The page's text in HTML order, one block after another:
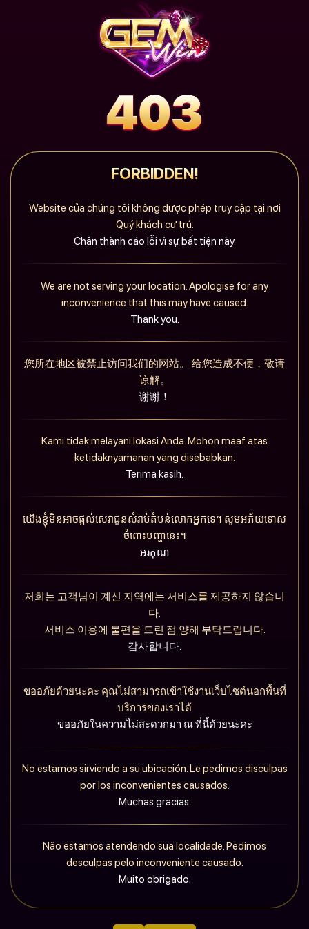
FORBIDDEN!
Website của chúng tôi không được phép truy cập tại nơi
Quý khách cư trú.
Chân thành cáo lỗi vì sự bất tiện này.
We are not serving your location. Apologise for any
inconvenience that this may have caused.
Thank you.
您所在地区被禁止访问我们的网站。 给您造成不便，敬请
谅解。
谢谢！
Kami tidak melayani lokasi Anda. Mohon maaf atas
ketidaknyamanan yang disebabkan.
Terima kasih.
យើងខ្ញុំមិនអាចផ្តល់សេវាជូនសំរាប់តំបន់លោកអ្នកទេ។ សូមអភ័យទោស
ចំពោះបញ្ហានេះ។
អរគុណ
저희는 고객님이 계신 지역에는 서비스를 제공하지 않습니
다.
서비스 이용에 불편을 드린 점 양해 부탁드립니다.
감사합니다.
ขออภัยด้วยนะคะ คุณไม่สามารถเข้าใช้งานเว็บไซต์นอกพื้นที่
บริการของเราได้
ขออภัยในความไม่สะดวกมา ณ ที่นี้ด้วยนะคะ
No estamos sirviendo a su ubicación. Le pedimos disculpas
por los inconvenientes causados.
Muchas gracias.
Não estamos atendendo sua localidade. Pedimos
desculpas pelo inconveniente causado.
Muito obrigado.